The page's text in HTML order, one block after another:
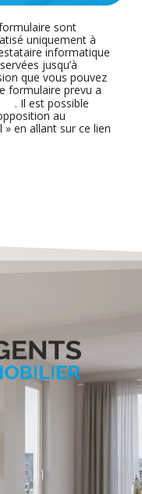
sont
uniquement à
informatique
jusqu’à
que vous pouvez
formulaire prevu a
. Il est possible
au
en allant sur ce lien